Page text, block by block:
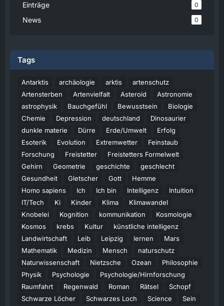
Einträge 0
News 0
Tags
Antarktis archäologie arktis
artenschutz
Artensterben
Artenvielfalt Asteroid
Astronomie
astrophysik
Bauchgefühl Bewusstsein
Biologie
Chemie
Depression deutschland
Dinosaurier
dunkle materie
Dürre Erde/Umwelt
Erfolg
Esoterik
Evolution Extremwetter
Feinstaub
Forschung
Freistetter
Freistetters Formelwelt
Gehirn
Geometrie geschichte
geschlecht
Gesundheit
Gletscher Gott
Hemme
Homo sapiens
Ich Ich bin Intelligenz
Intuition
IT/Tech
Ki Kinder Klima
Klimawandel
Knobelei
Kognition kommunikation
Kosmologie
Kosmos
krebs Kultur
künstliche intelligenz
Landwirtschaft
Leib Leipzig lernen
Mars
Mathematik
Medizin Mensch
naturschutz
Naturwissenschaft
Nietzsche Ozean
Philosophie
Physik
Psychologie
Psychologie/Hirnforschung
Raumfahrt
Regenwald Roman Rätsel
Schopf
Schwarze Löcher
Schwarzes Loch Science
Sein